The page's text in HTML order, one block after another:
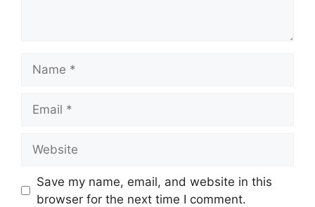
Save my name, email, and website in this
browser for the next time I comment.